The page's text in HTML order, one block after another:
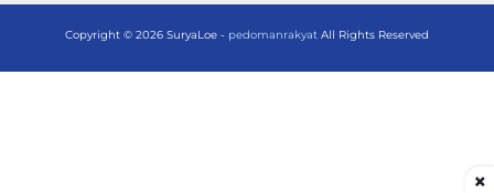
Copyright © 2026 SuryaLoe - pedomanrakyat All Rights Reserved
×